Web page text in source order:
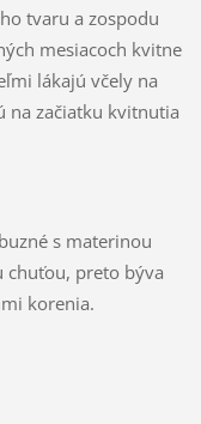
tvaru a zospodu
mesiacoch kvitne
lákajú včely na
na začiatku kvitnutia
s materinou
chuťou, preto býva
korenia.